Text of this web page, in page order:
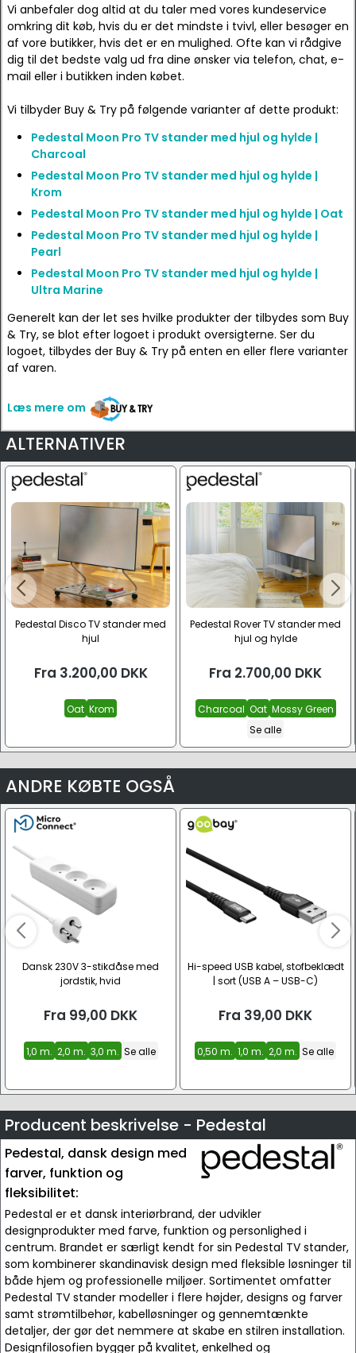
Vi anbefaler dog altid at du taler med vores kundeservice
omkring dit køb, hvis du er det mindste i tvivl, eller besøger en
af vore butikker, hvis det er en mulighed. Ofte kan vi rådgive
dig til det bedste valg ud fra dine ønsker via telefon, chat, e-
mail eller i butikken inden købet.
Vi tilbyder Buy & Try på følgende varianter af dette produkt:
Pedestal Moon Pro TV stander med hjul og hylde |
Charcoal
Pedestal Moon Pro TV stander med hjul og hylde |
Krom
Pedestal Moon Pro TV stander med hjul og hylde | Oat
Pedestal Moon Pro TV stander med hjul og hylde |
Pearl
Pedestal Moon Pro TV stander med hjul og hylde |
Ultra Marine
Generelt kan der let ses hvilke produkter der tilbydes som Buy
& Try, se blot efter logoet i produkt oversigterne. Ser du
logoet, tilbydes der Buy & Try på enten en eller flere varianter
af varen.
Læs mere om
ALTERNATIVER
Pedestal Disco TV stander med
hjul
Fra 3.200,00 DKK
Oat Krom
Pedestal Rover TV stander med
hjul og hylde
Fra 2.700,00 DKK
Charcoal Oat Mossy Green
Se alle
ANDRE KØBTE OGSÅ
Dansk 230V 3-stikdåse med
jordstik, hvid
Fra 99,00 DKK
1,0 m. 2,0 m. 3,0 m. Se alle
Hi-speed USB kabel, stofbeklædt
| sort (USB A – USB-C)
Fra 39,00 DKK
0,50 m. 1,0 m. 2,0 m. Se alle
Producent beskrivelse - Pedestal
Pedestal, dansk design med
farver, funktion og
fleksibilitet:
Pedestal er et dansk interiørbrand, der udvikler
designprodukter med farve, funktion og personlighed i
centrum. Brandet er særligt kendt for sin Pedestal TV stander,
som kombinerer skandinavisk design med fleksible løsninger til
både hjem og professionelle miljøer. Sortimentet omfatter
Pedestal TV stander modeller i flere højder, designs og farver
samt strømtilbehør, kabelløsninger og gennemtænkte
detaljer, der gør det nemmere at skabe en stilren installation.
Designfilosofien bygger på kvalitet, enkelhed og